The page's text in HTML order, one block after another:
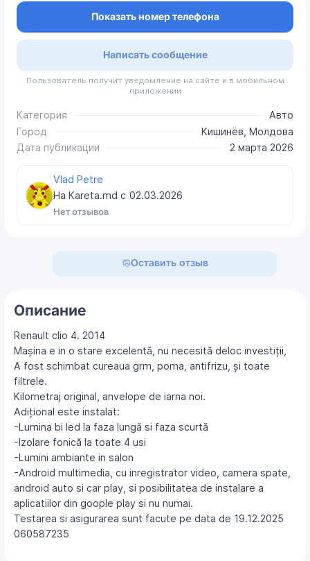
Показать номер телефона
Написать сообщение
Пользователь получит уведомление на сайте и в мобильном
приложении
Категория
Авто
Город
Кишинёв, Молдова
Дата публикации
2 марта 2026
Vlad Petre
На Kareta.md с 02.03.2026
Нет отзывов
Оставить отзыв
Описание
Renault clio 4. 2014
Mașina e in o stare excelentă, nu necesită deloc investiții,
A fost schimbat cureaua grm, poma, antifrizu, și toate
filtrele.
Kilometraj original, anvelope de iarna noi.
Adițional este instalat:
-Lumina bi led la faza lungă si faza scurtă
-Izolare fonică la toate 4 usi
-Lumini ambiante in salon
-Android multimedia, cu inregistrator video, camera spate,
android auto si car play, si posibilitatea de instalare a
aplicatiilor din goople play si nu numai.
Testarea si asigurarea sunt facute pe data de 19.12.2025
060587235